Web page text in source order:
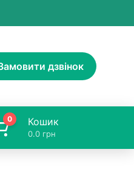
дзвінок
0 Кошик
0.0 грн